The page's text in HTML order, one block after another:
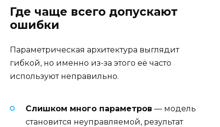
Где чаще всего допускают
ошибки
Параметрическая архитектура выглядит
гибкой, но именно из-за этого её часто
используют неправильно.
Слишком много параметров — модель
становится неуправляемой, результат